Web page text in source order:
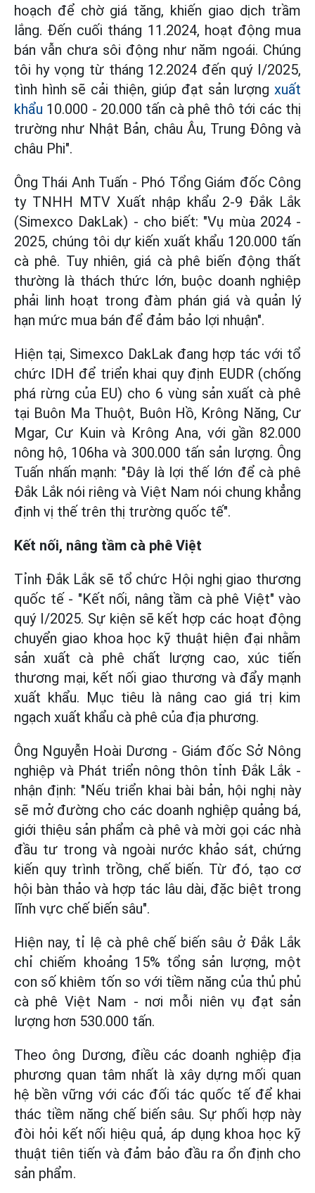
hoạch để chờ giá tăng, khiến giao dịch trầm
lắng. Đến cuối tháng 11.2024, hoạt động mua
bán vẫn chưa sôi động như năm ngoái. Chúng
tôi hy vọng từ tháng 12.2024 đến quý I/2025,
tình hình sẽ cải thiện, giúp đạt sản lượng xuất
khẩu 10.000 - 20.000 tấn cà phê thô tới các thị
trường như Nhật Bản, châu Âu, Trung Đông và
châu Phi".
Ông Thái Anh Tuấn - Phó Tổng Giám đốc Công
ty TNHH MTV Xuất nhập khẩu 2-9 Đắk Lắk
(Simexco DakLak) - cho biết: "Vụ mùa 2024 -
2025, chúng tôi dự kiến xuất khẩu 120.000 tấn
cà phê. Tuy nhiên, giá cà phê biến động thất
thường là thách thức lớn, buộc doanh nghiệp
phải linh hoạt trong đàm phán giá và quản lý
hạn mức mua bán để đảm bảo lợi nhuận".
Hiện tại, Simexco DakLak đang hợp tác với tổ
chức IDH để triển khai quy định EUDR (chống
phá rừng của EU) cho 6 vùng sản xuất cà phê
tại Buôn Ma Thuột, Buôn Hồ, Krông Năng, Cư
Mgar, Cư Kuin và Krông Ana, với gần 82.000
nông hộ, 106ha và 300.000 tấn sản lượng. Ông
Tuấn nhấn mạnh: "Đây là lợi thế lớn để cà phê
Đắk Lắk nói riêng và Việt Nam nói chung khẳng
định vị thế trên thị trường quốc tế".
Kết nối, nâng tầm cà phê Việt
Tỉnh Đắk Lắk sẽ tổ chức Hội nghị giao thương
quốc tế - "Kết nối, nâng tầm cà phê Việt" vào
quý I/2025. Sự kiện sẽ kết hợp các hoạt động
chuyển giao khoa học kỹ thuật hiện đại nhằm
sản xuất cà phê chất lượng cao, xúc tiến
thương mại, kết nối giao thương và đẩy mạnh
xuất khẩu. Mục tiêu là nâng cao giá trị kim
ngạch xuất khẩu cà phê của địa phương.
Ông Nguyễn Hoài Dương - Giám đốc Sở Nông
nghiệp và Phát triển nông thôn tỉnh Đắk Lắk -
nhận định: "Nếu triển khai bài bản, hội nghị này
sẽ mở đường cho các doanh nghiệp quảng bá,
giới thiệu sản phẩm cà phê và mời gọi các nhà
đầu tư trong và ngoài nước khảo sát, chứng
kiến quy trình trồng, chế biến. Từ đó, tạo cơ
hội bàn thảo và hợp tác lâu dài, đặc biệt trong
lĩnh vực chế biến sâu".
Hiện nay, tỉ lệ cà phê chế biến sâu ở Đắk Lắk
chỉ chiếm khoảng 15% tổng sản lượng, một
con số khiêm tốn so với tiềm năng của thủ phủ
cà phê Việt Nam - nơi mỗi niên vụ đạt sản
lượng hơn 530.000 tấn.
Theo ông Dương, điều các doanh nghiệp địa
phương quan tâm nhất là xây dựng mối quan
hệ bền vững với các đối tác quốc tế để khai
thác tiềm năng chế biến sâu. Sự phối hợp này
đòi hỏi kết nối hiệu quả, áp dụng khoa học kỹ
thuật tiên tiến và đảm bảo đầu ra ổn định cho
sản phẩm.